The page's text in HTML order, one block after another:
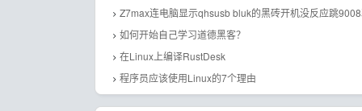
Z7max连电脑显示qhsusb bluk的黑砖开机没反应跳
如何开始自己学习道德黑客？
在Linux上编译RustDesk
程序员应该使用Linux的7个理由